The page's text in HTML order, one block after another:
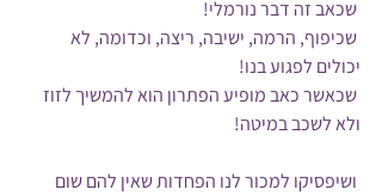
שכיפוף, הרמה, ישיבה, ריצה, וכדומה, לא
יכולים לפגוע בנו!
שכאשר כאב מופיע הפתרון הוא להמשיך לזוז
ולא לשכב במיטה!
ושיפסיקו למכור לנו הפחדות שאין להם שום